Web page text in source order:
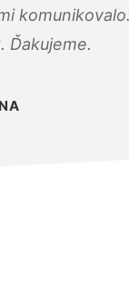
Ďakujeme.